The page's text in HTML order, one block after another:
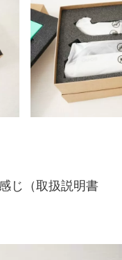
じ（取扱説明書